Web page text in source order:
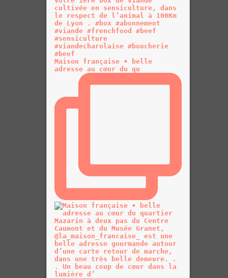
Maison française • belle
adresse au cœur du qu